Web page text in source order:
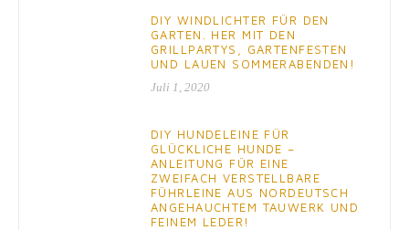
DIY WINDLICHTER FÜR DEN
GARTEN. HER MIT DEN
GRILLPARTYS, GARTENFESTEN
UND LAUEN SOMMERABENDEN!
Juli 1, 2020
DIY HUNDELEINE FÜR
GLÜCKLICHE HUNDE –
ANLEITUNG FÜR EINE
ZWEIFACH VERSTELLBARE
FÜHRLEINE AUS NORDEUTSCH
ANGEHAUCHTEM TAUWERK UND
FEINEM LEDER!